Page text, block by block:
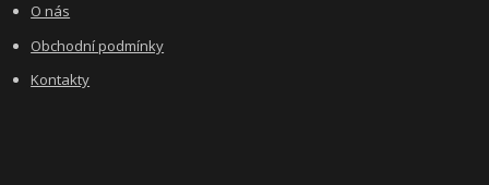
O nás
Obchodní podmínky
Kontakty